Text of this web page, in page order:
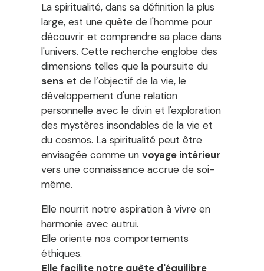
La spiritualité, dans sa définition la plus
large, est une quête de l'homme pour
découvrir et comprendre sa place dans
l'univers. Cette recherche englobe des
dimensions telles que la poursuite du
sens et de l’objectif de la vie, le
développement d'une relation
personnelle avec le divin et l'exploration
des mystères insondables de la vie et
du cosmos. La spiritualité peut être
envisagée comme un voyage intérieur
vers une connaissance accrue de soi-
même.
Elle nourrit notre aspiration à vivre en
harmonie avec autrui.
Elle oriente nos comportements
éthiques.
Elle facilite notre quête d'équilibre